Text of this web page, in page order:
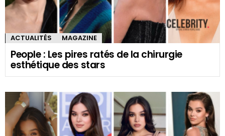
ACTUALITÉS MAGAZINE
People : Les pires ratés de la chirurgie
esthétique des stars